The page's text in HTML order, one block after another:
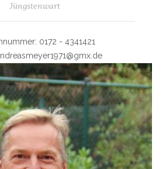
Jüngstenwart
0172 - 4341421